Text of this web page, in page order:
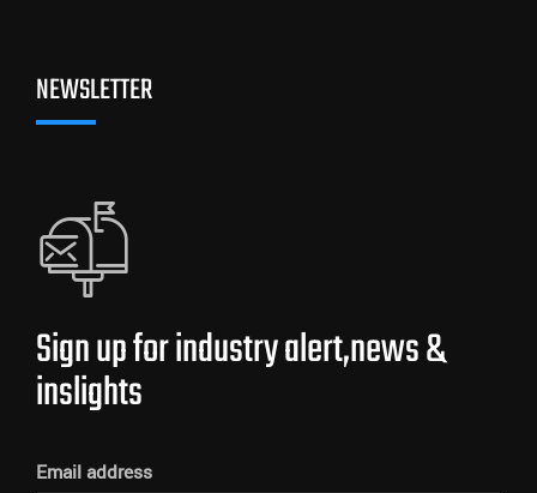
NEWSLETTER
Sign up for industry alert,news &
inslights
Email address